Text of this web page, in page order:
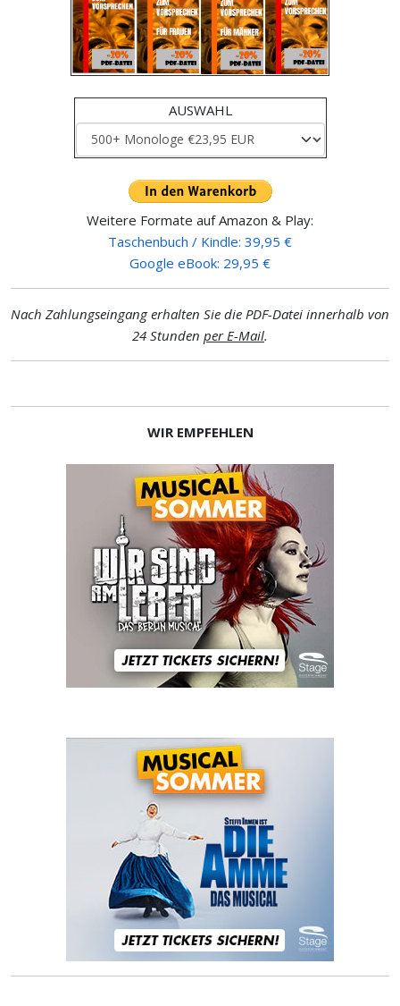
AUSWAHL
Weitere Formate auf Amazon & Play:
Taschenbuch / Kindle: 39,95 €
Google eBook: 29,95 €
Nach Zahlungseingang erhalten Sie die PDF-Datei innerhalb von
24 Stunden per E-Mail.
WIR EMPFEHLEN